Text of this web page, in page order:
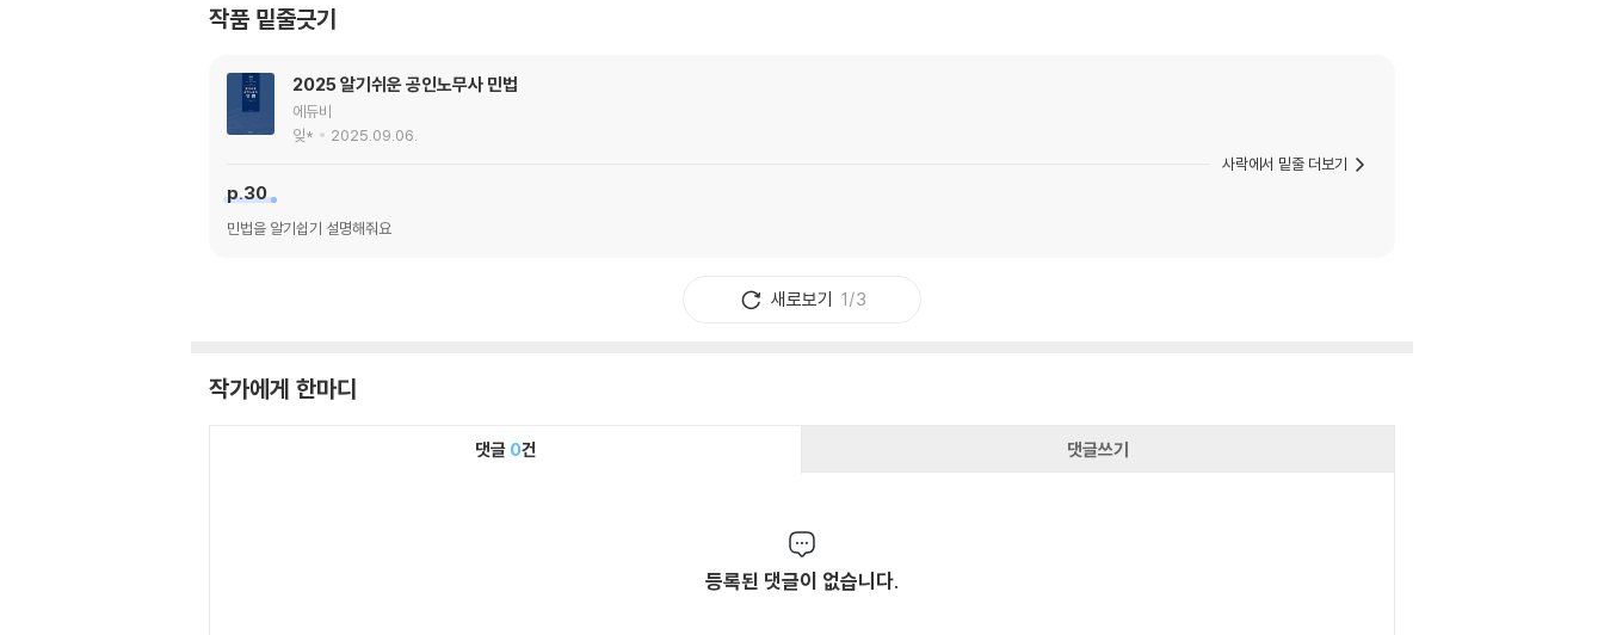
작품 밑줄긋기
2025 알기쉬운 공인노무사 민법
에듀비
잊*
2025.09.06.
p.30
민법을 알기쉽기 설명해줘요
사락에서 밑줄 더보기
새로보기 1/3
작가에게 한마디
댓글 0건 댓글쓰기
등록된 댓글이 없습니다.